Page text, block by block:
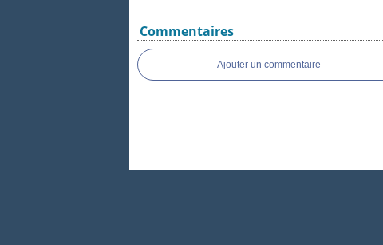
Commentaires
Ajouter un commentaire